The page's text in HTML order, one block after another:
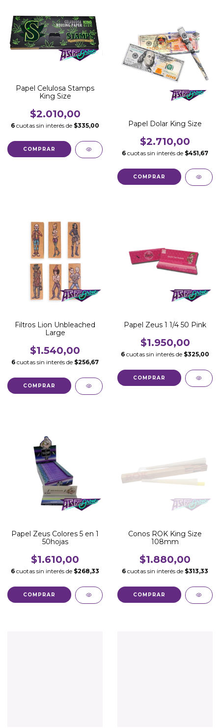
Papel Celulosa Stamps
King Size
$2.010,00
6 cuotas sin interés de $335,00 Papel Dolar King Size
$2.710,00
6 cuotas sin interés de $451,67
Filtros Lion Unbleached
Large
$1.540,00
6 cuotas sin interés de $256,67
Papel Zeus 1 1/4 50 Pink
$1.950,00
6 cuotas sin interés de $325,00
Papel Zeus Colores 5 en 1
50hojas
$1.610,00
6 cuotas sin interés de $268,33
Conos ROK King Size
108mm
$1.880,00
6 cuotas sin interés de $313,33